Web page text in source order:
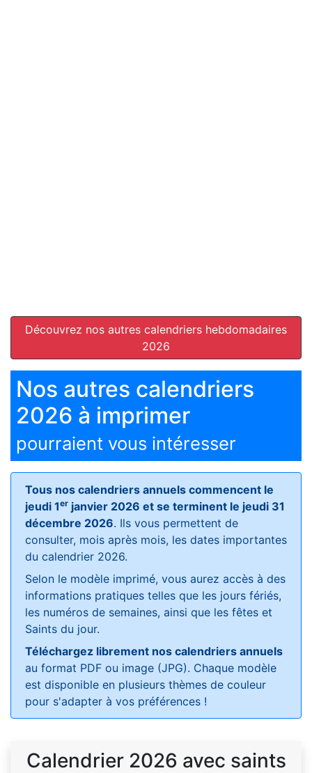
Découvrez nos autres calendriers hebdomadaires
2026
Nos autres calendriers
2026 à imprimer
pourraient vous intéresser
Tous nos calendriers annuels commencent le
jeudi 1er janvier 2026 et se terminent le jeudi 31
décembre 2026. Ils vous permettent de
consulter, mois après mois, les dates importantes
du calendrier 2026.
Selon le modèle imprimé, vous aurez accès à des
informations pratiques telles que les jours fériés,
les numéros de semaines, ainsi que les fêtes et
Saints du jour.
Téléchargez librement nos calendriers annuels
au format PDF ou image (JPG). Chaque modèle
est disponible en plusieurs thèmes de couleur
pour s'adapter à vos préférences !
Calendrier 2026 avec saints